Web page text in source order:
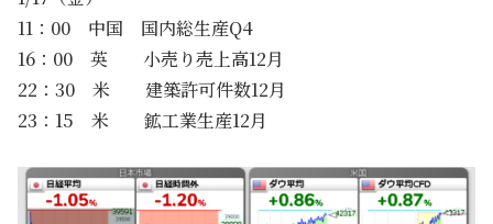
11：00 中国 国内総生産Q4
16：00 英 小売り売上高12月
22：30 米 建築許可件数12月
23：15 米 鉱工業生産12月